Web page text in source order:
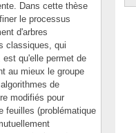
Dans cette thèse
le processus
d'arbres
classiques, qui
est qu'elle permet de
au mieux le groupe
de
modifiés pour
feuilles (problématique